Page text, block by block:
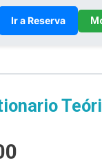
Ir a Reserva